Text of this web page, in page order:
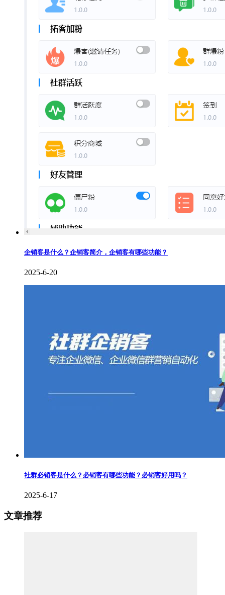
企销客是什么？企销客简介，企销客有哪些功能？
2025-6-20
社群必销客是什么？必销客有哪些功能？必销客好用吗？
2025-6-17
文章推荐